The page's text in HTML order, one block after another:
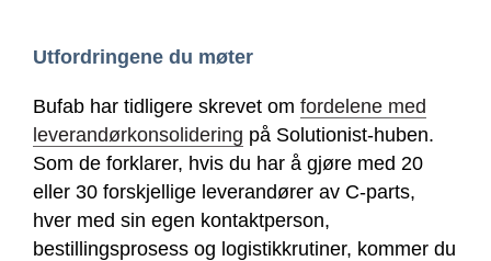
Utfordringene du møter
Bufab har tidligere skrevet om fordelene med
leverandørkonsolidering på Solutionist-huben.
Som de forklarer, hvis du har å gjøre med 20
eller 30 forskjellige leverandører av C-parts,
hver med sin egen kontaktperson,
bestillingsprosess og logistikkrutiner, kommer du